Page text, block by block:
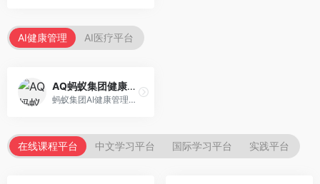
AI健康管理 AI医疗平台
AQ蚂蚁集团健康管家
蚂蚁集团AI健康管理服务，专注于个人健康监测。面向个人用户，提供健康评估、慢病管理、健康建议等服务，健康管理便捷。
在线课程平台 中文学习平台 国际学习平台 实践平台